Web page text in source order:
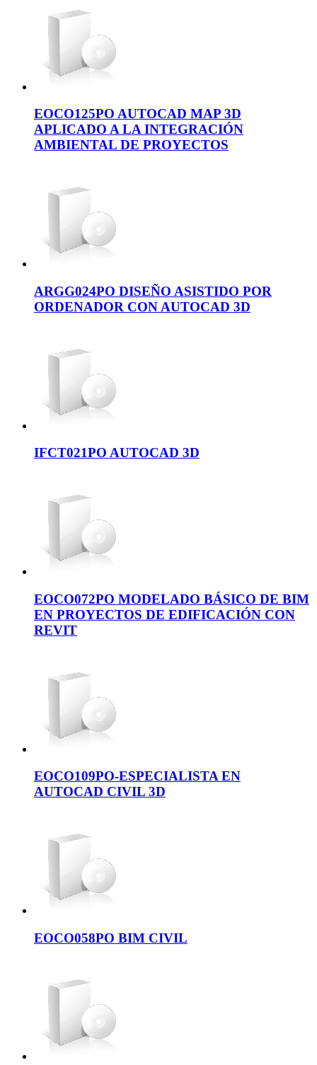
EOCO125PO AUTOCAD MAP 3D
APLICADO A LA INTEGRACIÓN
AMBIENTAL DE PROYECTOS
ARGG024PO DISEÑO ASISTIDO POR
ORDENADOR CON AUTOCAD 3D
IFCT021PO AUTOCAD 3D
EOCO072PO MODELADO BÁSICO DE BIM
EN PROYECTOS DE EDIFICACIÓN CON
REVIT
EOCO109PO-ESPECIALISTA EN
AUTOCAD CIVIL 3D
EOCO058PO BIM CIVIL